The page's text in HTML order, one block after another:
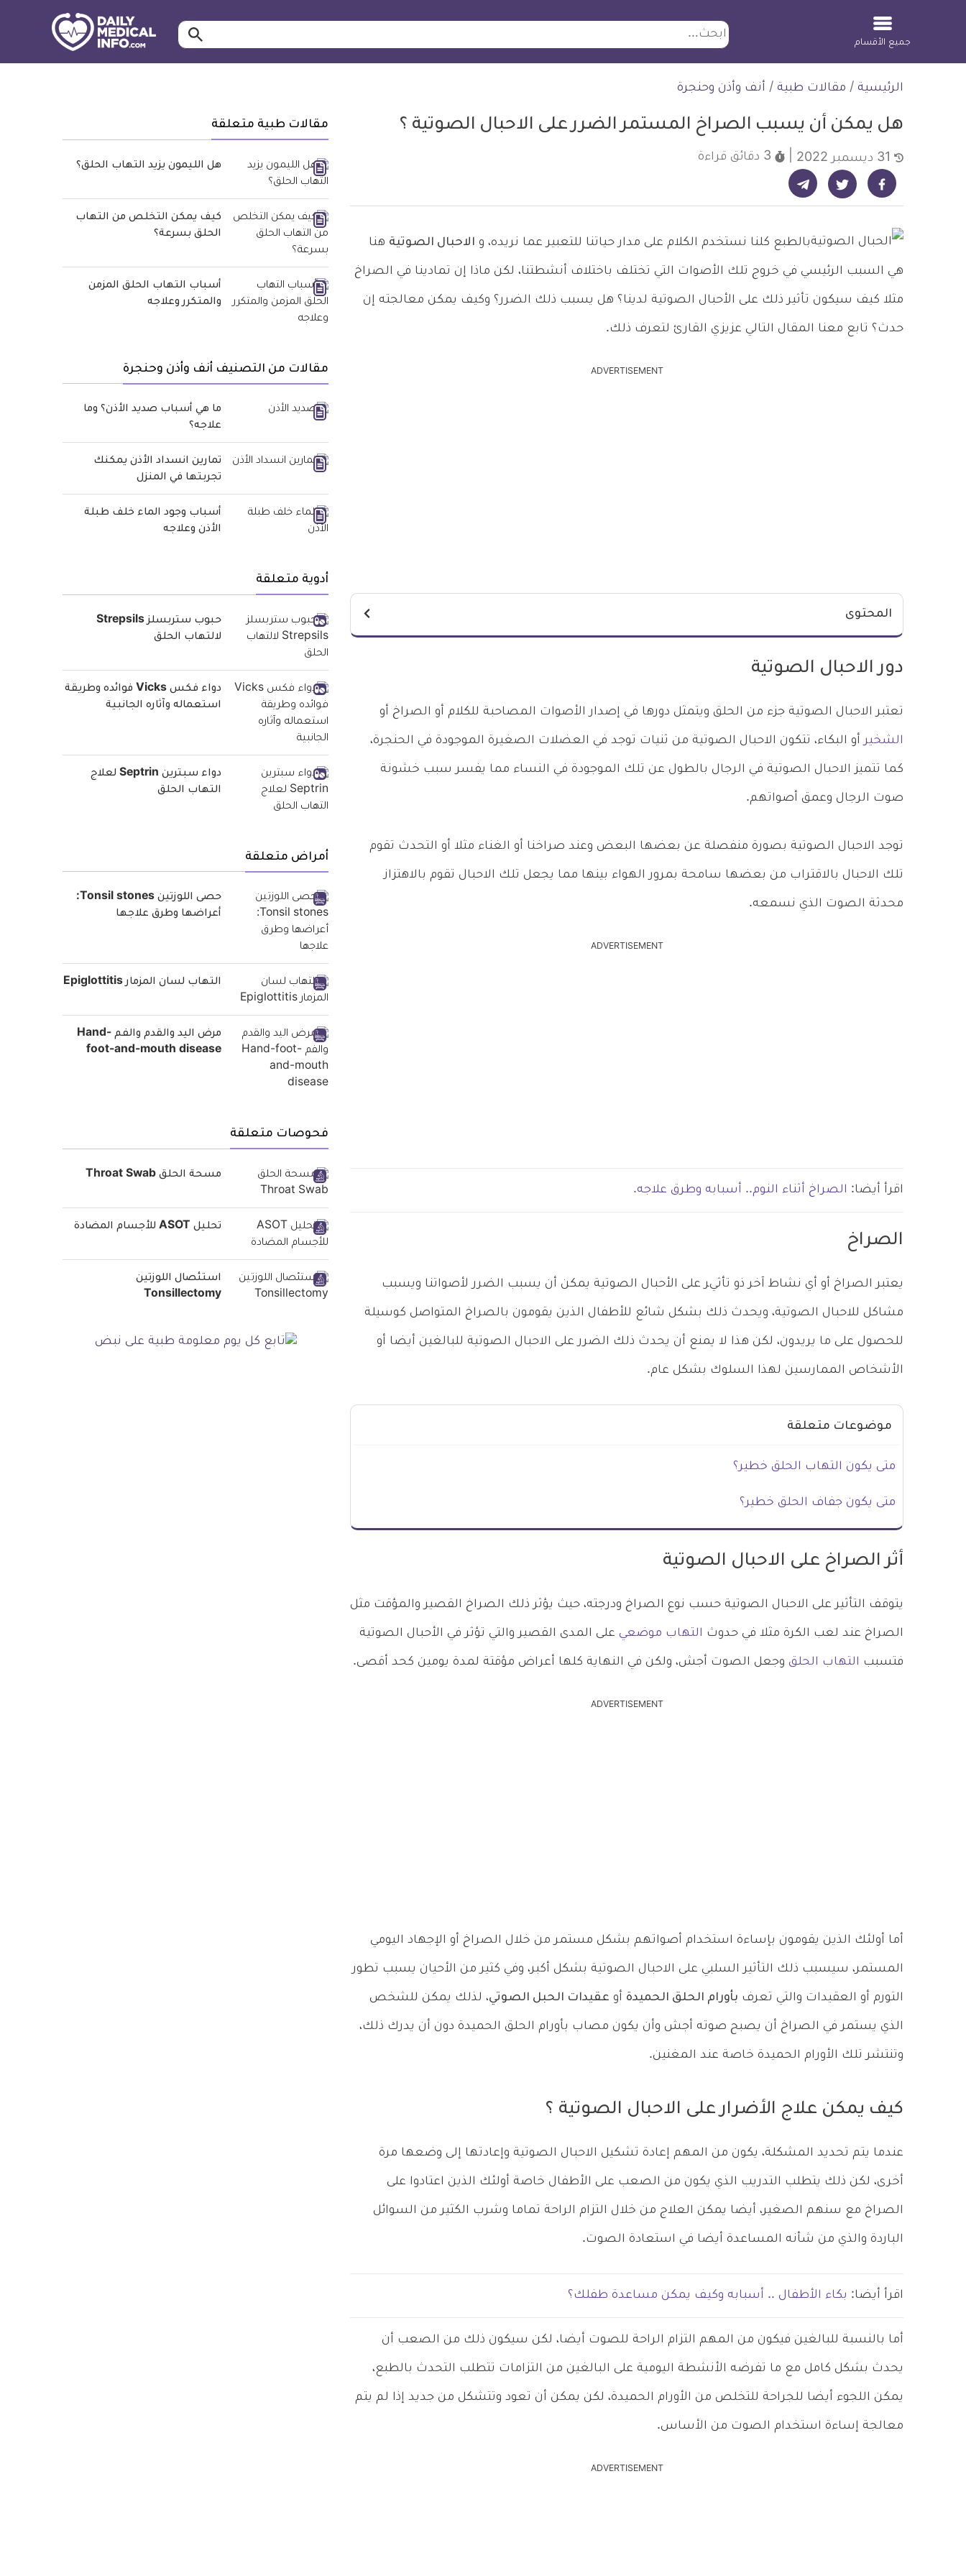
ابحث ابحث…
جميع الأقسام
الرئيسية / مقالات طبية / أنف وأذن وحنجرة
هل يمكن أن يسبب الصراخ المستمر الضرر على الاحبال الصوتية ؟
3 دقائق قراءة
شارك على فيسبوك - ديلي ميديكال انفو شارك على تويتر - ديلي ميديكال انفو شارك على تيليجرام - ديلي ميديكال انفو
بالطبع كلنا نستخدم الكلام على مدار حياتنا للتعبير عما نريده، و الاحبال الصوتية هنا
هي السبب الرئيسي في خروج تلك الأصوات التي تختلف باختلاف أنشطتنا، لكن ماذا إن تمادينا في الصراخ
مثلا كيف سيكون تأثير ذلك على الأحبال الصوتية لدينا؟ هل يسبب ذلك الضرر؟ وكيف يمكن معالجته إن
حدث؟ تابع معنا المقال التالي عزيزي القارئ لتعرف ذلك.
ADVERTISEMENT
المحتوى
دور الاحبال الصوتية
تعتبر الاحبال الصوتية جزء من الحلق ويتمثل دورها في إصدار الأصوات المصاحبة للكلام أو الصراخ أو
الشخيرأو البكاء، تتكون الاحبال الصوتية من ثنيات توجد في العضلات الصغيرة الموجودة في الحنجرة،
كما تتميز الاحبال الصوتية في الرجال بالطول عن تلك الموجودة في النساء مما يفسر سبب خشونة
صوت الرجال وعمق أصواتهم.
توجد الاحبال الصوتية بصورة منفصلة عن بعضها البعض وعند صراخنا أو الغناء مثلا أو التحدث تقوم
تلك الاحبال بالاقتراب من بعضها سامحة بمرور الهواء بينها مما يجعل تلك الاحبال تقوم بالاهتزاز
محدثة الصوت الذي نسمعه.
ADVERTISEMENT
اقرأ أيضا: الصراخ أثناء النوم.. أسبابه وطرق علاجه.
الصراخ
يعتبر الصراخ أو أي نشاط آخر ذو تأثير على الأحبال الصوتية يمكن أن يسبب الضرر لأصواتنا ويسبب
مشاكل للاحبال الصوتية، ويحدث ذلك بشكل شائع للأطفال الذين يقومون بالصراخ المتواصل كوسيلة
للحصول على ما يريدون، لكن هذا لا يمنع أن يحدث ذلك الضرر على الاحبال الصوتية للبالغين أيضا أو
الأشخاص الممارسين لهذا السلوك بشكل عام.
موضوعات متعلقة
متى يكون التهاب الحلق خطير؟
متى يكون جفاف الحلق خطير؟
أثر الصراخ على الاحبال الصوتية
يتوقف التأثير على الاحبال الصوتية حسب نوع الصراخ ودرجته، حيث يؤثر ذلك الصراخ القصير والمؤقت مثل
الصراخ عند لعب الكرة مثلا في حدوث التهاب موضعي على المدى القصير والتي تؤثر في الأحبال الصوتية
فتسبب التهاب الحلق وجعل الصوت أجش، ولكن في النهاية كلها أعراض مؤقتة لمدة يومين كحد أقصى.
ADVERTISEMENT
أما أولئك الذين يقومون بإساءة استخدام أصواتهم بشكل مستمر من خلال الصراخ أو الإجهاد اليومي
المستمر، سيسبب ذلك التأثير السلبي على الاحبال الصوتية بشكل أكبر، وفي كثير من الأحيان يسبب تطور
التورم أو العقيدات والتي تعرف بأورام الحلق الحميدة أو عقيدات الحبل الصوتي، لذلك يمكن للشخص
الذي يستمر في الصراخ أن يصبح صوته أجش وأن يكون مصاب بأورام الحلق الحميدة دون أن يدرك ذلك،
وتنتشر تلك الأورام الحميدة خاصة عند المغنين.
كيف يمكن علاج الأضرار على الاحبال الصوتية ؟
عندما يتم تحديد المشكلة، يكون من المهم إعادة تشكيل الاحبال الصوتية وإعادتها إلى وضعها مرة
أخرى، لكن ذلك يتطلب التدريب الذي يكون من الصعب على الأطفال خاصة أولئك الذين اعتادوا على
الصراخ مع سنهم الصغير، أيضا يمكن العلاج من خلال التزام الراحة تماما وشرب الكثير من السوائل
الباردة والذي من شأنه المساعدة أيضا في استعادة الصوت.
اقرأ أيضا: بكاء الأطفال .. أسبابه وكيف يمكن مساعدة طفلك؟
أما بالنسبة للبالغين فيكون من المهم التزام الراحة للصوت أيضا، لكن سيكون ذلك من الصعب أن
يحدث بشكل كامل مع ما تفرضه الأنشطة اليومية على البالغين من التزامات تتطلب التحدث بالطبع،
يمكن اللجوء أيضا للجراحة للتخلص من الأورام الحميدة، لكن يمكن أن تعود وتتشكل من جديد إذا لم يتم
معالجة إساءة استخدام الصوت من الأساس.
ADVERTISEMENT
مقالات طبية متعلقة
هل الليمون يزيد التهاب الحلق؟
كيف يمكن التخلص من التهاب
الحلق بسرعة؟
أسباب التهاب الحلق المزمن
والمتكرر وعلاجه
مقالات من التصنيف أنف وأذن وحنجرة
ما هي أسباب صديد الأذن؟ وما
علاجه؟
تمارين انسداد الأذن يمكنك
تجربتها في المنزل
أسباب وجود الماء خلف طبلة
الأذن وعلاجه
أدوية متعلقة
حبوب ستربسلز Strepsils
لالتهاب الحلق
دواء فكس Vicks فوائده وطريقة
استعماله وآثاره الجانبية
دواء سبترين Septrin لعلاج
التهاب الحلق
أمراض متعلقة
حصى اللوزتين Tonsil stones:
أعراضها وطرق علاجها
التهاب لسان المزمار Epiglottitis
مرض اليد والقدم والفم Hand-
foot-and-mouth disease
فحوصات متعلقة
مسحة الحلق Throat Swab
تحليل ASOT للأجسام المضادة
استئصال اللوزتين
Tonsillectomy